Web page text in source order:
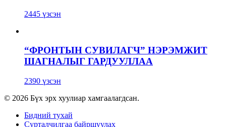
2445 үзсэн
“ФРОНТЫН СУВИЛАГЧ” НЭРЭМЖИТ
ШАГНАЛЫГ ГАРДУУЛЛАА
2390 үзсэн
© 2026 Бүх эрх хуулиар хамгаалагдсан.
Бидний тухай
Сурталчилгаа байршуулах